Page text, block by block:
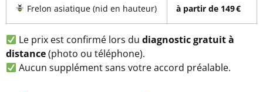
Frelon asiatique (nid en hauteur) à partir de 149 €
Le prix est confirmé lors dudiagnostic gratuit à
distance(photo ou téléphone).
Aucun supplément sans votre accord préalable.